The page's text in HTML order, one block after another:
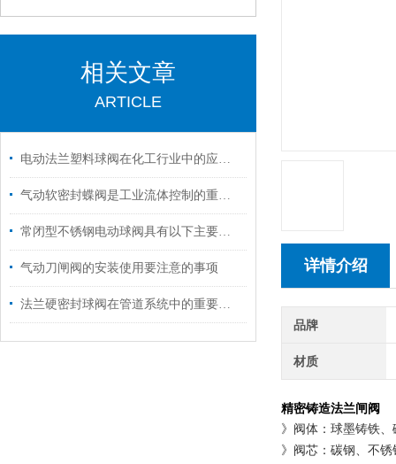
详情介绍
品牌
材质
精密铸造法兰闸阀
》阀体：球墨铸铁、
》阀芯：碳钢、不锈
相关文章
ARTICLE
电动法兰塑料球阀在化工行业中的应用与性能分析
气动软密封蝶阀是工业流体控制的重要设备
常闭型不锈钢电动球阀具有以下主要特点
气动刀闸阀的安装使用要注意的事项
法兰硬密封球阀在管道系统中的重要地位